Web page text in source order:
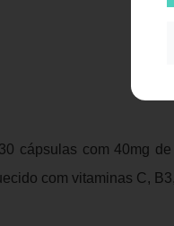
cápsulas com 40mg
com vitaminas C,